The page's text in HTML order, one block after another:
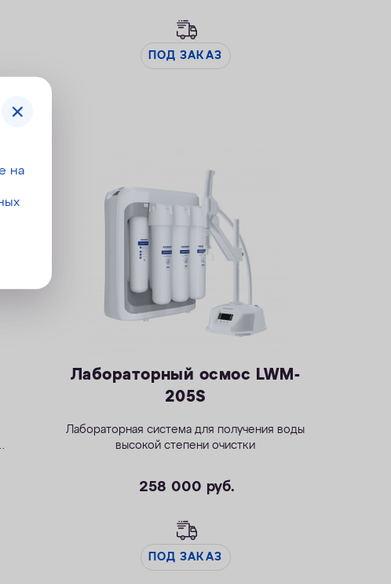
ПОД ЗАКАЗ
Лабораторный осмос LWM-
205S
Лабораторная система для получения воды
высокой степени очистки
258 000 руб.
ПОД ЗАКАЗ
на